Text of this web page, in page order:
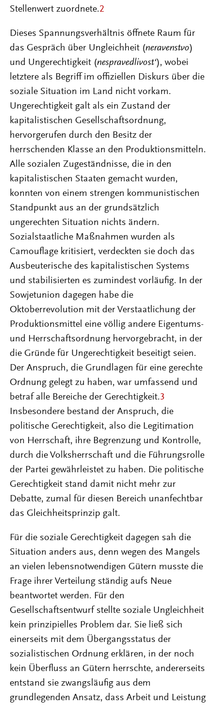
Stellenwert zuordnete.2
Dieses Spannungsverhältnis öffnete Raum für
das Gespräch über Ungleichheit (neravenstvo)
und Ungerechtigkeit (nespravedlivost‘), wobei
letztere als Begriff im offiziellen Diskurs über die
soziale Situation im Land nicht vorkam.
Ungerechtigkeit galt als ein Zustand der
kapitalistischen Gesellschaftsordnung,
hervorgerufen durch den Besitz der
herrschenden Klasse an den Produktionsmitteln.
Alle sozialen Zugeständnisse, die in den
kapitalistischen Staaten gemacht wurden,
konnten von einem strengen kommunistischen
Standpunkt aus an der grundsätzlich
ungerechten Situation nichts ändern.
Sozialstaatliche Maßnahmen wurden als
Camouflage kritisiert, verdeckten sie doch das
Ausbeuterische des kapitalistischen Systems
und stabilisierten es zumindest vorläufig. In der
Sowjetunion dagegen habe die
Oktoberrevolution mit der Verstaatlichung der
Produktionsmittel eine völlig andere Eigentums-
und Herrschaftsordnung hervorgebracht, in der
die Gründe für Ungerechtigkeit beseitigt seien.
Der Anspruch, die Grundlagen für eine gerechte
Ordnung gelegt zu haben, war umfassend und
betraf alle Bereiche der Gerechtigkeit.3
Insbesondere bestand der Anspruch, die
politische Gerechtigkeit, also die Legitimation
von Herrschaft, ihre Begrenzung und Kontrolle,
durch die Volksherrschaft und die Führungsrolle
der Partei gewährleistet zu haben. Die politische
Gerechtigkeit stand damit nicht mehr zur
Debatte, zumal für diesen Bereich unanfechtbar
das Gleichheitsprinzip galt.
Für die soziale Gerechtigkeit dagegen sah die
Situation anders aus, denn wegen des Mangels
an vielen lebensnotwendigen Gütern musste die
Frage ihrer Verteilung ständig aufs Neue
beantwortet werden. Für den
Gesellschaftsentwurf stellte soziale Ungleichheit
kein prinzipielles Problem dar. Sie ließ sich
einerseits mit dem Übergangsstatus der
sozialistischen Ordnung erklären, in der noch
kein Überfluss an Gütern herrschte, andererseits
entstand sie zwangsläufig aus dem
grundlegenden Ansatz, dass Arbeit und Leistung